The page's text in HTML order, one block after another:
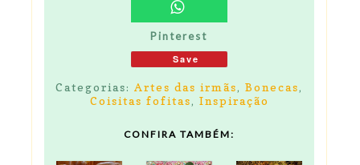
Pinterest
Save
Categorias: Artes das irmãs, Bonecas,
Coisitas fofitas, Inspiração
CONFIRA TAMBÉM: